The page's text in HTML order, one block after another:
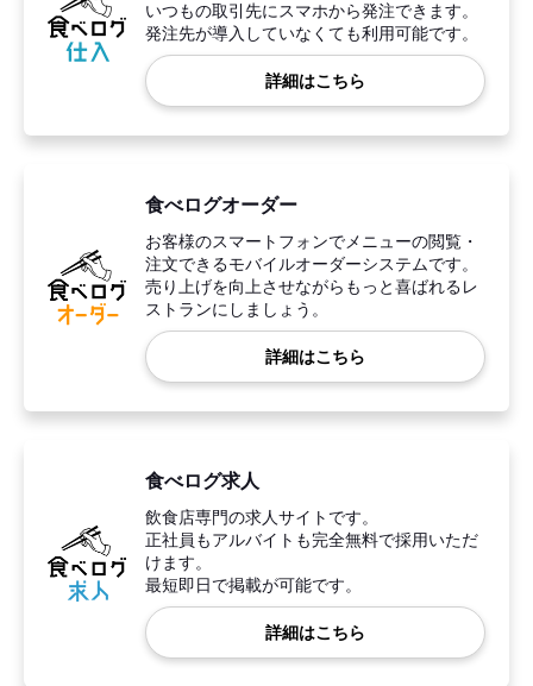
いつもの取引先にスマホから発注できます。
発注先が導入していなくても利用可能です。
詳細はこちら
食べログオーダー
お客様のスマートフォンでメニューの閲覧・
注文できるモバイルオーダーシステムです。
売り上げを向上させながらもっと喜ばれるレ
ストランにしましょう。
詳細はこちら
食べログ求人
飲食店専門の求人サイトです。
正社員もアルバイトも完全無料で採用いただ
けます。
最短即日で掲載が可能です。
詳細はこちら